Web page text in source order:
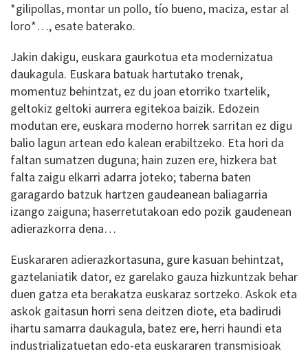
*gilipollas, montar un pollo, tío bueno, maciza, estar al
loro*…, esate baterako.
Jakin dakigu, euskara gaurkotua eta modernizatua
daukagula. Euskara batuak hartutako trenak,
momentuz behintzat, ez du joan etorriko txartelik,
geltokiz geltoki aurrera egitekoa baizik. Edozein
modutan ere, euskara moderno horrek sarritan ez digu
balio lagun artean edo kalean erabiltzeko. Eta hori da
faltan sumatzen duguna; hain zuzen ere, hizkera bat
falta zaigu elkarri adarra joteko; taberna baten
garagardo batzuk hartzen gaudeanean baliagarria
izango zaiguna; haserretutakoan edo pozik gaudenean
adierazkorra dena…
Euskararen adierazkortasuna, gure kasuan behintzat,
gaztelaniatik dator, ez garelako gauza hizkuntzak behar
duen gatza eta berakatza euskaraz sortzeko. Askok eta
askok gaitasun horri sena deitzen diote, eta badirudi
ihartu samarra daukagula, batez ere, herri haundi eta
industrializatuetan edo-eta euskararen transmisioak